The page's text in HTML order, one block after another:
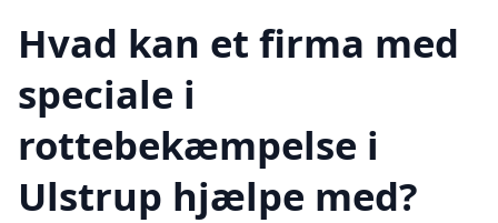
Hvad kan et firma med
speciale i
rottebekæmpelse i
Ulstrup hjælpe med?